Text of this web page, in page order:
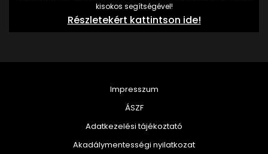
kisokos segítségével!
Részletekért kattintson ide!
Impresszum
ÁSZF
Adatkezelési tájékoztató
Akadálymentességi nyilatkozat